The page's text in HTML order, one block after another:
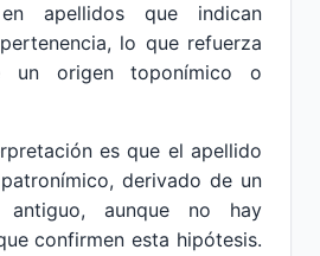
apellidos que indican
lo que refuerza
un origen toponímico o
es que el apellido
derivado de un
antiguo, aunque no hay
confirmen esta hipótesis.